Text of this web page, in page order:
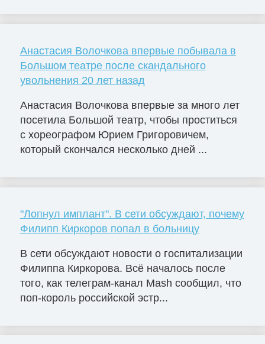
Анастасия Волочкова впервые побывала в
Большом театре после скандального
увольнения 20 лет назад
Анастасия Волочкова впервые за много лет
посетила Большой театр, чтобы проститься
с хореографом Юрием Григоровичем,
который скончался несколько дней ...
"Лопнул имплант". В сети обсуждают, почему
Филипп Киркоров попал в больницу
В сети обсуждают новости о госпитализации
Филиппа Киркорова. Всё началось после
того, как телеграм-канал Mash сообщил, что
поп-король российской эстр...